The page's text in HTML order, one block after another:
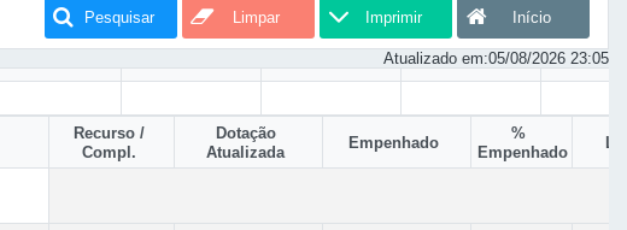
Pesquisar Limpar Imprimir Início
Atualizado em:05/08/2026 23:05
Recurso /
Compl.
Dotação
Atualizada
Empenhado
%
Empenhado